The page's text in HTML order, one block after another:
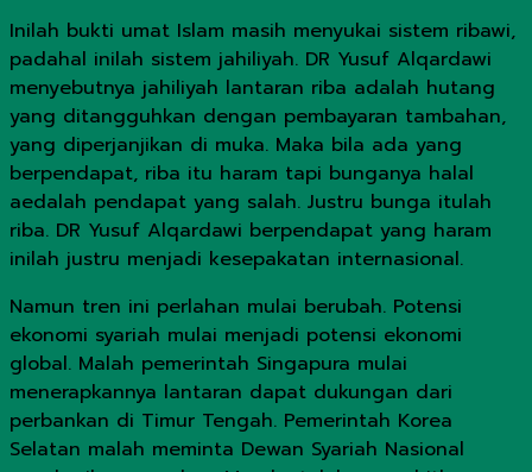
Inilah bukti umat Islam masih menyukai sistem ribawi,
padahal inilah sistem jahiliyah. DR Yusuf Alqardawi
menyebutnya jahiliyah lantaran riba adalah hutang
yang ditangguhkan dengan pembayaran tambahan,
yang diperjanjikan di muka. Maka bila ada yang
berpendapat, riba itu haram tapi bunganya halal
aedalah pendapat yang salah. Justru bunga itulah
riba. DR Yusuf Alqardawi berpendapat yang haram
inilah justru menjadi kesepakatan internasional.
Namun tren ini perlahan mulai berubah. Potensi
ekonomi syariah mulai menjadi potensi ekonomi
global. Malah pemerintah Singapura mulai
menerapkannya lantaran dapat dukungan dari
perbankan di Timur Tengah. Pemerintah Korea
Selatan malah meminta Dewan Syariah Nasional